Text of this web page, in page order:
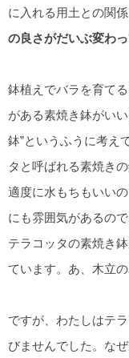
に入れる用土との関係
の良さがだいぶ変わ
鉢植えでバラを育て
がある素焼き鉢がい
鉢”というふうに考え
タと呼ばれる素焼き
適度に水もちもいい
にも雰囲気があるの
テラコッタの素焼き
ています。あ、木立
ですが、わたしはテ
びませんでした。な